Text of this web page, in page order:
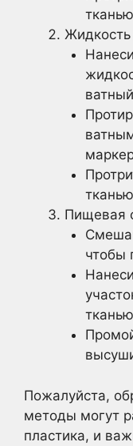
Жидкость
Пищевая
чтобы
Пожалуйста,
методы могут
пластика, и